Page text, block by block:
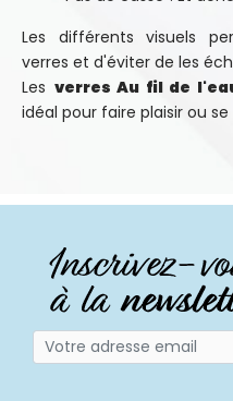
Les différents visuels
verres et d'éviter de les
Les verres Au fil de
idéal pour faire plaisir ou se